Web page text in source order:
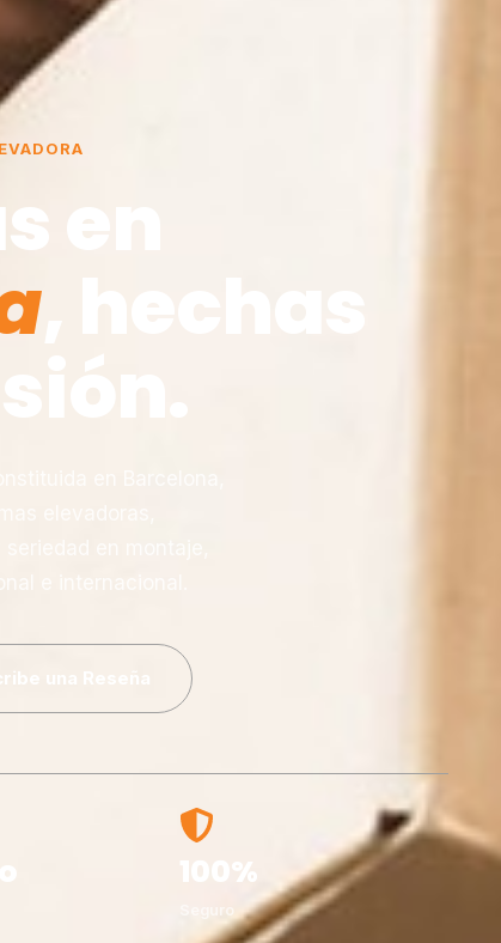
en
, hechas
en Barcelona,
elevadoras,
en montaje,
e internacional.
una Reseña
100%
Seguro